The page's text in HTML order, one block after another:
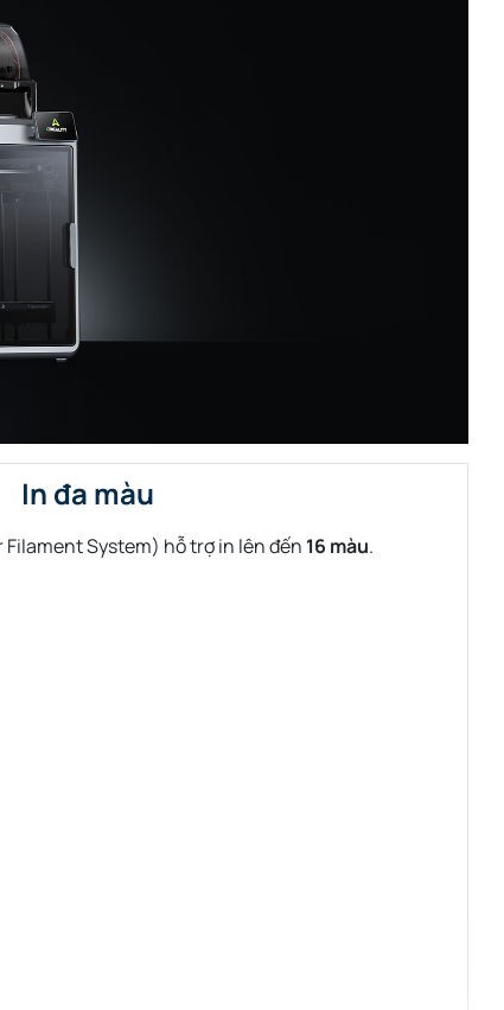
In đa màu
Filament System) hỗ trợ in lên đến 16 màu.